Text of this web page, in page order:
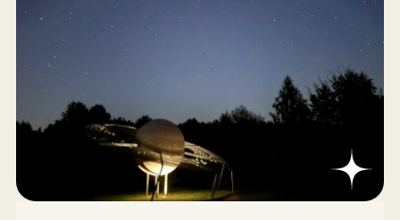
muziejaus direktorius Linas Šmigelskas, o
Elena Šataitė pristatė pagrindinį prizą – kelionę į
Nyderlandus, į Europos kosmoso agentūros
centrą. Nuotoliu prisijungė ir dalyvius pasveikino
konkurso rėmėjas dr. Vladas Lašas. Renginyje
dalyvavo rėmėjų Kongsberg NanoAvionics
atstovas inžinierius Justas Mižutavičius
papasakojo apie kosminių palydovų gamybą,
pademonstravo 6U palydovo modelį, atsakė į